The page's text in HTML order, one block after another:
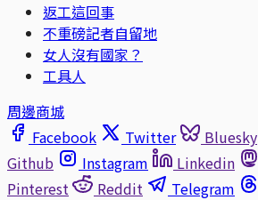
返工這回事
不重磅記者自留地
女人沒有國家？
工具人
周邊商城
Facebook
Twitter Bluesky
Github
Instagram Linkedin
Pinterest
Reddit Telegram